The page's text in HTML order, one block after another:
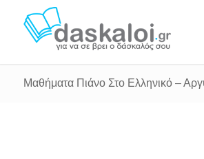
Μαθήματα Πιάνο Στο Ελληνικό –